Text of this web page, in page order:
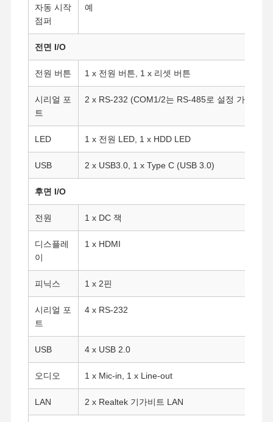
회사 소개 공장 투어
품질 관리 연락처
방화벽 미니 PC
산업적 미니 pc
자동 시작
점퍼
예
전면 I/O
전원 버튼 1 x 전원 버튼, 1 x 리셋 버튼
시리얼 포
트
2 x RS-232 (COM1/2는 RS-485로 설정 가능)
LED 1 x 전원 LED, 1 x HDD LED
USB 2 x USB3.0, 1 x Type C (USB 3.0)
후면 I/O
전원 1 x DC 잭
디스플레
이
1 x HDMI
피닉스 1 x 2핀
시리얼 포
트
4 x RS-232
USB 4 x USB 2.0
오디오 1 x Mic-in, 1 x Line-out
LAN 2 x Realtek 기가비트 LAN